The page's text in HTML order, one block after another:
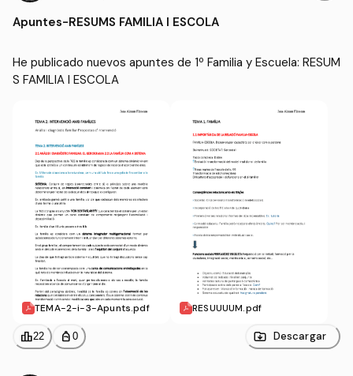
Apuntes-RESUMS FAMILIA I ESCOLA
He publicado nuevos apuntes de 1º Familia y Escuela: RESUM
S FAMILIA I ESCOLA
TEMA-2-i-3-Apunts.pdf RESUUUUM.pdf
leaderboard22 personal_bag 0 Descargar